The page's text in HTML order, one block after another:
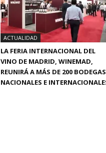
ACTUALIDAD
LA FERIA INTERNACIONAL DEL
VINO DE MADRID, WINEMAD,
REUNIRÁ A MÁS DE 200 BODEGAS
NACIONALES E